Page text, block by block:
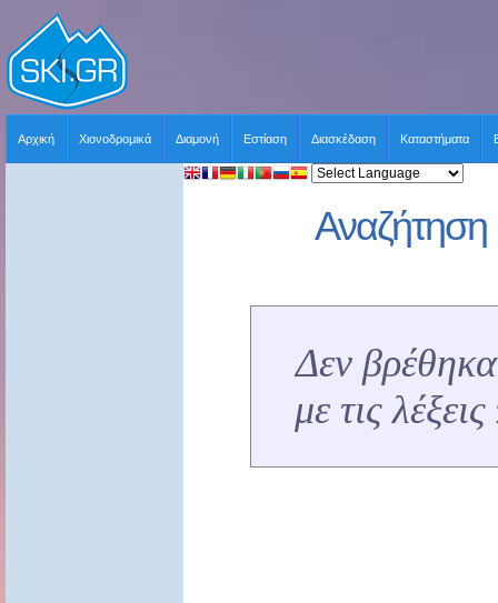
Αρχική Χιονοδρομικά Διαμονή Εστίαση Διασκέδαση Καταστήματα
Αναζήτηση
Δεν
με τις